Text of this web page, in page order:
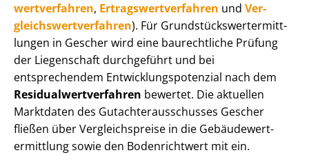
wert­ver­fah­ren, Er­trags­wert­ver­fah­ren und Ver­
gleichs­wert­ver­fah­ren). Für Grund­stücks­wert­ermitt­
lun­gen in Gescher wird eine baurechtliche Prüfung
der Liegenschaft durchgeführt und bei
entsprechendem Ent­wick­lungs­po­ten­zi­al nach dem
Re­si­du­al­wert­ver­fah­ren bewertet. Die aktuellen
Marktdaten des Gut­ach­ter­aus­schus­ses Gescher
fließen über Ver­gleichs­prei­se in die Ge­bäu­de­wert­
ermitt­lung sowie den Bodenrichtwert mit ein.